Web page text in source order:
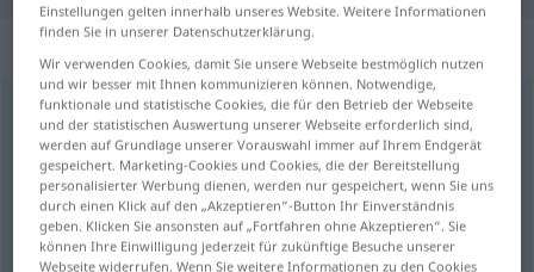
„aufwecken“
aufwecken
Übersicht aller Übersetzungen
(Für mehr Details die Übersetzung anklicken/antippen)
vekja
Einstellungen gelten innerhalb unseres Website. Weitere Informationen
finden Sie in unserer Datenschutzerklärung.
Wir verwenden Cookies, damit Sie unsere Webseite bestmöglich nutzen
und wir besser mit Ihnen kommunizieren können. Notwendige,
funktionale und statistische Cookies, die für den Betrieb der Webseite
und der statistischen Auswertung unserer Webseite erforderlich sind,
werden auf Grundlage unserer Vorauswahl immer auf Ihrem Endgerät
gespeichert. Marketing-Cookies und Cookies, die der Bereitstellung
personalisierter Werbung dienen, werden nur gespeichert, wenn Sie uns
durch einen Klick auf den „Akzeptieren“-Button Ihr Einverständnis
geben. Klicken Sie ansonsten auf „Fortfahren ohne Akzeptieren“. Sie
können Ihre Einwilligung jederzeit für zukünftige Besuche unserer
Webseite widerrufen. Wenn Sie weitere Informationen zu den Cookies